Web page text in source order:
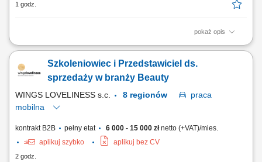
1 godz.
pokaż opis
Opis stanowiska Tworzenie i montowanie konstrukcji stalowych, zbrojeń
Szkoleniowiec i Przedstawiciel ds.
sprzedaży w branży Beauty
WINGS LOVELINESS s.c.
praca
mobilna
kontrakt B2B pełny etat 6 000 - 15 000 złnetto (+VAT)/mies.
aplikuj szybko
aplikuj bez CV
2 godz.